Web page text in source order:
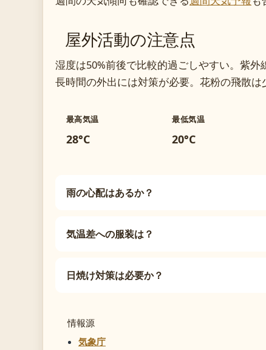
屋外活動の注意点
湿度は50%前後で比較的過ごしやすい。紫外
長時間の外出には対策が必要。花粉の飛散は
最高気温
28°C
最低気温
20°C
雨の心配はあるか？
気温差への服装は？
日焼け対策は必要か？
情報源
気象庁